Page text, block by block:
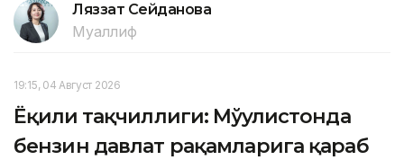
Ляззат Сейданова
Муаллиф
19:15, 04 Август 2026
Ёқилғи тақчиллиги: Мўғулистонда
бензин давлат рақамларига қараб